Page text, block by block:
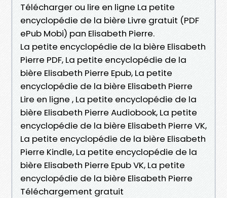
Télécharger ou lire en ligne La petite
encyclopédie de la bière Livre gratuit (PDF
ePub Mobi) pan Elisabeth Pierre.
La petite encyclopédie de la bière Elisabeth
Pierre PDF, La petite encyclopédie de la
bière Elisabeth Pierre Epub, La petite
encyclopédie de la bière Elisabeth Pierre
Lire en ligne , La petite encyclopédie de la
bière Elisabeth Pierre Audiobook, La petite
encyclopédie de la bière Elisabeth Pierre VK,
La petite encyclopédie de la bière Elisabeth
Pierre Kindle, La petite encyclopédie de la
bière Elisabeth Pierre Epub VK, La petite
encyclopédie de la bière Elisabeth Pierre
Téléchargement gratuit